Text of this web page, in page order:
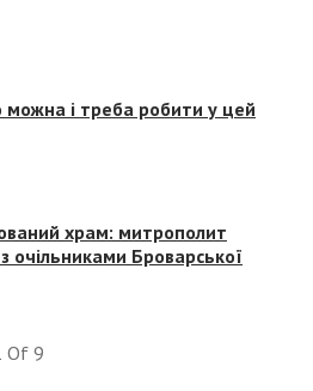
і треба робити у цей
храм: митрополит
з очільниками Броварської
Of 9